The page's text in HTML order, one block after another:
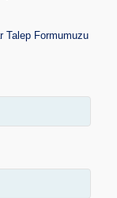
Talep Formumuzu